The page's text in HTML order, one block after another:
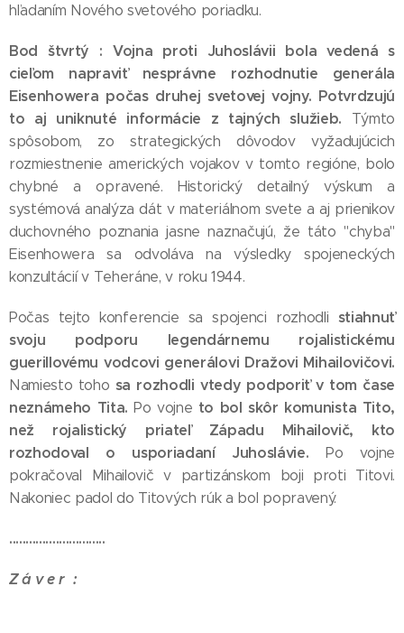
hľadaním Nového svetového poriadku.
Bod štvrtý : Vojna proti Juhoslávii bola vedená s
cieľom napraviť nesprávne rozhodnutie generála
Eisenhowera počas druhej svetovej vojny. Potvrdzujú
to aj uniknuté informácie z tajných služieb.
Týmto
spôsobom, zo strategických dôvodov vyžadujúcich
rozmiestnenie amerických vojakov v tomto regióne, bolo
chybné a opravené. Historický detailný výskum a
systémová analýza dát v materiálnom svete a aj prienikov
duchovného poznania jasne naznačujú, že táto "chyba"
Eisenhowera sa odvoláva na výsledky spojeneckých
konzultácií v Teheráne, v roku 1944.
Počas tejto konferencie sa spojenci rozhodli stiahnuť
svoju podporu legendárnemu rojalistickému
guerillovému vodcovi generálovi Dražovi Mihailovičovi.
Namiesto toho sa rozhodli vtedy podporiť v tom čase
neznámeho Tita. Po vojne to bol skôr komunista Tito,
než rojalistický priateľ Západu Mihailovič, kto
rozhodoval o usporiadaní Juhoslávie. Po vojne
pokračoval Mihailovič v partizánskom boji proti Titovi.
Nakoniec padol do Titových rúk a bol popravený.
.............................
Z á v e r :